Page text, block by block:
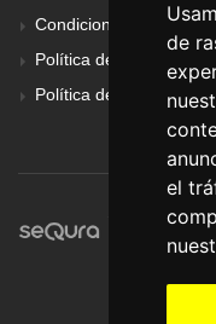
de
el
Condiciones Generales
Política de Cookies
Política de Privacidad